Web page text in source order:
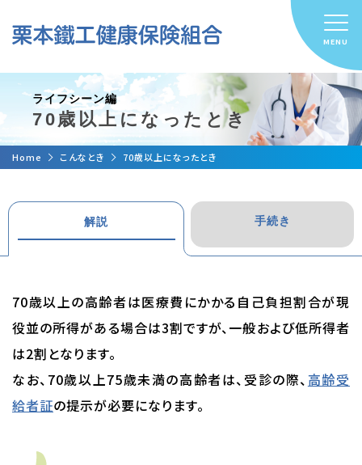
ライフシーン編
70歳以上になったとき
Home こんなとき 70歳以上になったとき
解説 手続き
70歳以上の高齢者は医療費にかかる自己負担割合が現
役並の所得がある場合は3割ですが、一般および低所得者
は2割となります。
なお、70歳以上75歳未満の高齢者は、受診の際、高齢受
給者証の提示が必要になります。